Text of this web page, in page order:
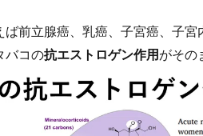
ば前立腺癌、乳癌、子宮癌、子
バコの抗エストロゲン作用がその